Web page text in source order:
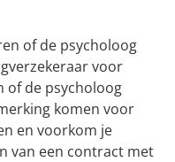
of de psycholoog
voor
of de psycholoog
komen voor
en voorkom je
van een contract met